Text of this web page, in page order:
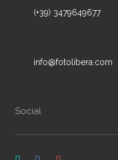
(+39) 3479649677
info@fotolibera.com
Social